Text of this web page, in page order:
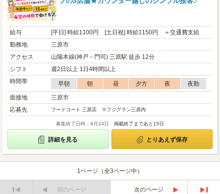
給与
[平日] 時給1100円 [土日祝] 時給1150円 ＋交通費支給
勤務地
三原市
アクセス
山陽本線(神戸－門司) 三原駅 徒歩 12分
シフト
週2日以上 1日4時間以上
時間帯
早朝 朝 昼 夕方 夜
夜勤
面接地
三原市
応募先
フードコート 三原店 ※フジグラン三原内
募集終了日時：8月24日 掲載終了まであと15日
詳細を見る とりあえず保存
1ページ（全3ページ中）
前のページ
次のページ